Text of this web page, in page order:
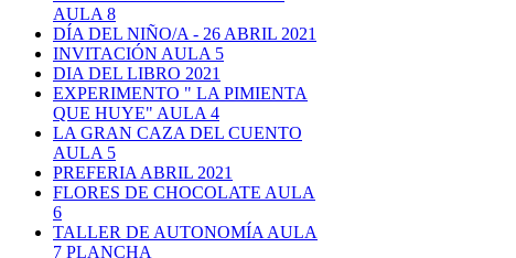
AULA 8
DÍA DEL NIÑO/A - 26 ABRIL 2021
INVITACIÓN AULA 5
DIA DEL LIBRO 2021
EXPERIMENTO " LA PIMIENTA
QUE HUYE" AULA 4
LA GRAN CAZA DEL CUENTO
AULA 5
PREFERIA ABRIL 2021
FLORES DE CHOCOLATE AULA
6
TALLER DE AUTONOMÍA AULA
7 PLANCHA